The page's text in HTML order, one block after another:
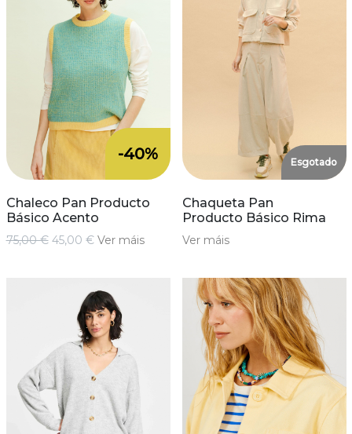
-40%
Chaleco Pan Producto
Básico Acento
75,00 € 45,00 € Ver máis
Esgotado
Chaqueta Pan
Producto Básico Rima
Ver máis